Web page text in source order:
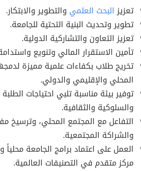
تعزيزالبحث العلمي والتطوير والابتكار.
تطوير وتحديث البنية التحتية للجامعة.
تعزيز التعاون والتشاركية الدولية.
تأمين الاستقرار المالي وتنويع
تخريج طلاب بكفاءات علمية مميزة
المحلي والإقليمي والدولي.
توفير بيئة مناسبة تلبي احتياجات
والسلوكية والثقافية.
التفاعل مع المجتمع المحلي، وترسيخ
والشراكة المجتمعية.
العمل على اعتماد برامج الجامعة
مركز متقدم في التصنيفات العالمية.